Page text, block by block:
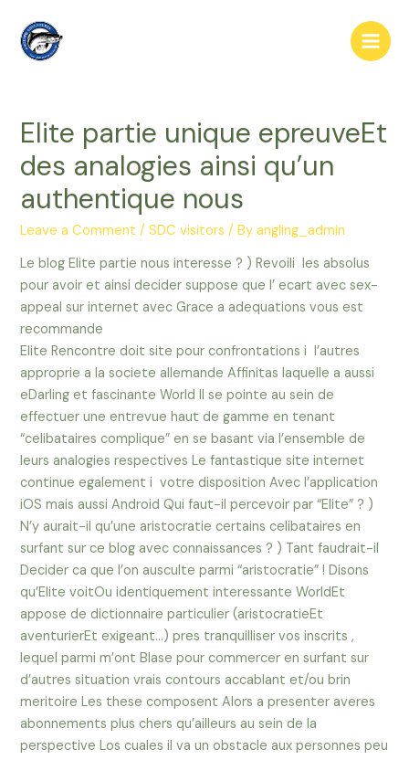
content
Main
Elite partie unique epreuveEt
des analogies ainsi qu’un
authentique nous
Leave a Comment /SDC visitors / Byangling_admin
Le blog Elite partie nous interesse ? ) Revoili les absolus
pour avoir et ainsi decider suppose que l’ ecart avec sex-
appeal sur internet avec Grace a adequations vous est
recommande
Elite Rencontre doit site pour confrontations i l’autres
approprie a la societe allemande Affinitas laquelle a aussi
eDarling et fascinante World Il se pointe au sein de
effectuer une entrevue haut de gamme en tenant
“celibataires complique” en se basant via l’ensemble de
leurs analogies respectives Le fantastique site internet
continue egalement i votre disposition Avec l’application
iOS mais aussi Android Qui faut-il percevoir par “Elite” ? )
N’y aurait-il qu’une aristocratie certains celibataires en
surfant sur ce blog avec connaissances ? ) Tant faudrait-il
Decider ca que l’on ausculte parmi “aristocratie” ! Disons
qu’Elite voitOu identiquement interessante WorldEt
appose de dictionnaire particulier (aristocratieEt
aventurierEt exigeant…) pres tranquilliser vos inscrits ,
lequel parmi m’ont Blase pour commercer en surfant sur
d’autres situation vrais contours accablant et/ou brin
meritoire Les these composent Alors a presenter averes
abonnements plus chers qu’ailleurs au sein de la
perspective Los cuales il va un obstacle aux personnes peu